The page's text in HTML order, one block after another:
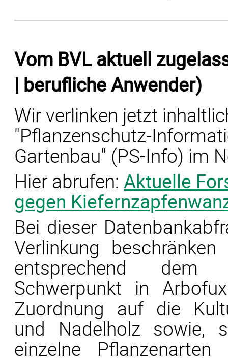
Vom BVL aktuell
| berufliche Anwender)
Wir verlinken jetzt
"Pflanzenschutz-
Gartenbau" (PS-Info) im
Hier abrufen: Aktuelle
gegen
Bei dieser
Verlinkung
entsprechend dem
Schwerpunkt in
Zuordnung auf die
und Nadelholz sowie,
einzelne